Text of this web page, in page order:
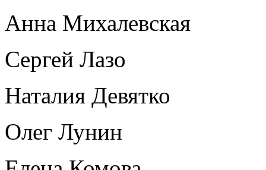
Анна Михалевская
Сергей Лазо
Наталия Девятко
Олег Лунин